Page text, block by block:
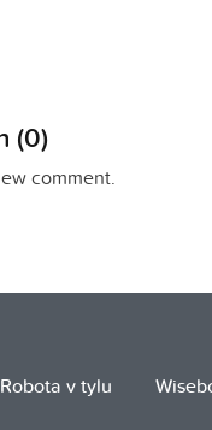
(0)
comment.
Robota v tylu